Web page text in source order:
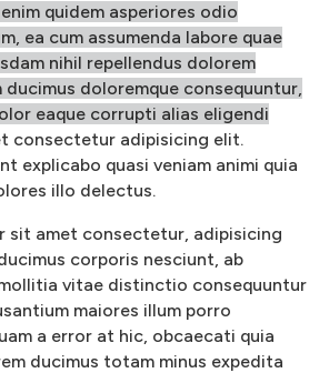
quidem asperiores odio
ea cum assumenda labore quae
nihil repellendus dolorem
ducimus doloremque consequuntur,
eaque corrupti alias eligendi
consectetur adipisicing elit.
explicabo quasi veniam animi quia
illo delectus.
sit amet consectetur, adipisicing
corporis nesciunt, ab
vitae distinctio consequuntur
maiores illum porro
a error at hic, obcaecati quia
ducimus totam minus expedita